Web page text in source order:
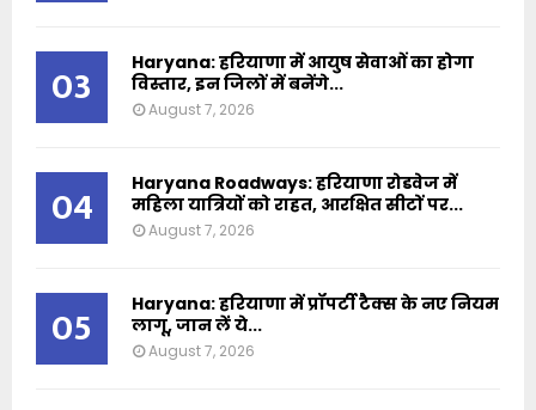
03
Haryana: हरियाणा में आयुष सेवाओं का होगा
विस्तार, इन जिलों में बनेंगे...
August 7, 2026
04
Haryana Roadways: हरियाणा रोडवेज में
महिला यात्रियों को राहत, आरक्षित सीटों पर...
August 7, 2026
05
Haryana: हरियाणा में प्रॉपर्टी टैक्स के नए नियम
लागू, जान लें ये...
August 7, 2026